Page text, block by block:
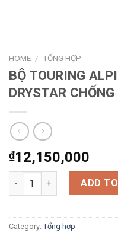
HOME / TỔNG HỢP
BỘ TOURING
DRYSTAR
₫12,150,000
BỘ TOURING ADD
Category: Tổng hợp